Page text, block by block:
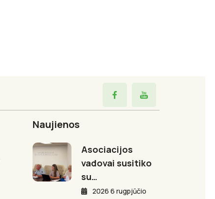
Naujienos
Asociacijos
vadovai susitiko
su…
2026 6 rugpjūčio